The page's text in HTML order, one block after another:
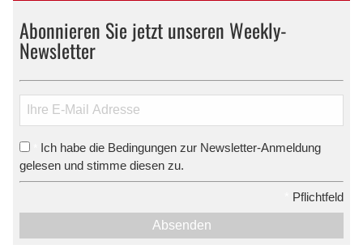
Abonnieren Sie jetzt unseren Weekly-
Newsletter
Ich habe die Bedingungen zur Newsletter-Anmeldung
gelesen und stimme diesen zu.
Pflichtfeld
Absenden